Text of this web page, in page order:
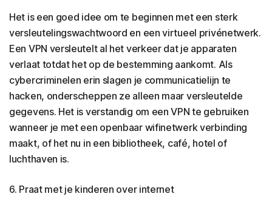
Het is een goed idee om te beginnen met een sterk
versleutelingswachtwoord en een virtueel privénetwerk.
Een VPN versleutelt al het verkeer dat je apparaten
verlaat totdat het op de bestemming aankomt. Als
cybercriminelen erin slagen je communicatielijn te
hacken, onderscheppen ze alleen maar versleutelde
gegevens. Het is verstandig om een VPN te gebruiken
wanneer je met een openbaar wifinetwerk verbinding
maakt, of het nu in een bibliotheek, café, hotel of
luchthaven is.
6. Praat met je kinderen over internet